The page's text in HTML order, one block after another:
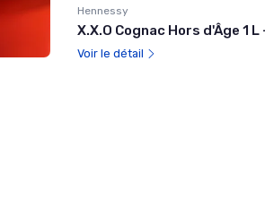
Hennessy
X.X.O Cognac Hors d'Âge 1 L
Voir le détail